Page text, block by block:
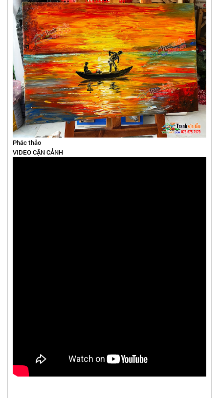
Phác thảo
VIDEO CẬN CẢNH